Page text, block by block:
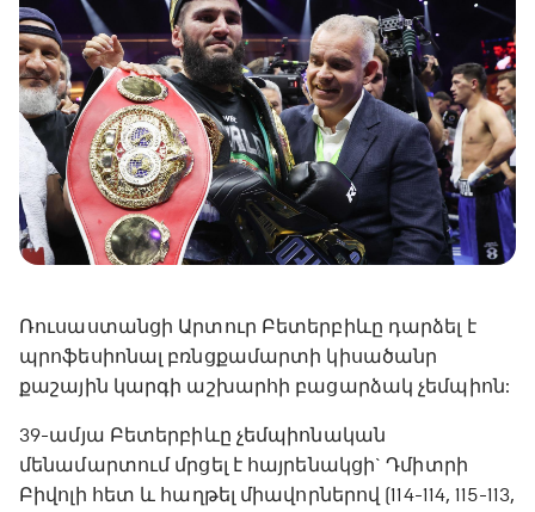
Ռուսաստանցի Արտուր Բետերբիևը դարձել է
պրոֆեսիոնալ բռնցքամարտի կիսածանր
քաշային կարգի աշխարհի բացարձակ չեմպիոն:
39-ամյա Բետերբիևը չեմպիոնական
մենամարտում մրցել է հայրենակցի` Դմիտրի
Բիվոլի հետ և հաղթել միավորներով (114-114, 115-113,